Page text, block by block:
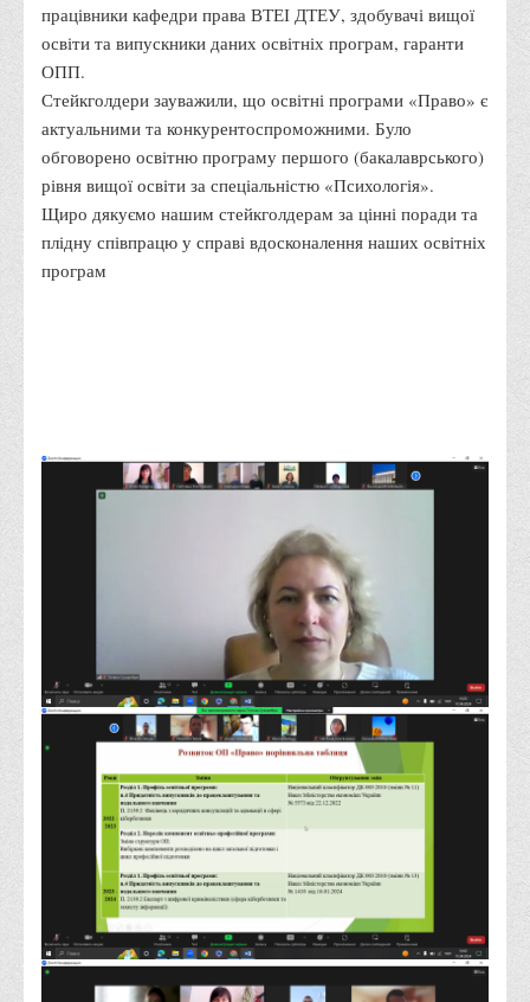
Факультети
Обліково-фінансовий
Економіки, менеджменту та права
Кафедри
Маркетингу та реклами
Товарознавства, експертизи та торговельного
підприємництва
Психології
Права
Іноземної філології та перекладу
Реклами та зв'язків з громадськістю
Наукової роботи та міжнародної співпраці
Здобутки студентів
Матеріали наукових конференцій та вебінарів
Міжнародна діяльність
Закордонні партнери
Програми подвійного диплому
Програми стажування (міжнародна практика)
Міжнародні проєкти
працівники кафедри права ВТЕІ ДТЕУ, здобувачі вищої
освіти та випускники даних освітніх програм, гаранти
ОПП.
Стейкголдери зауважили, що освітні програми «Право» є
актуальними та конкурентоспроможними. Було
обговорено освітню програму першого (бакалаврського)
рівня вищої освіти за спеціальністю «Психологія».
Щиро дякуємо нашим стейкголдерам за цінні поради та
плідну співпрацю у справі вдосконалення наших освітніх
програм